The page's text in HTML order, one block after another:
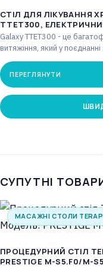
CТІЛ ДЛЯ ЛІКУВАННЯ
TTET300,
Galaxy TTET300 - це
витяжіння, який у
ПЕРЕГЛЯНУТИ
СУПУТНІ
МАСАЖНІ СТОЛИ
ПРОЦЕДУРНИЙ СТІЛ
PRESTIGE М-S5.F0/M-